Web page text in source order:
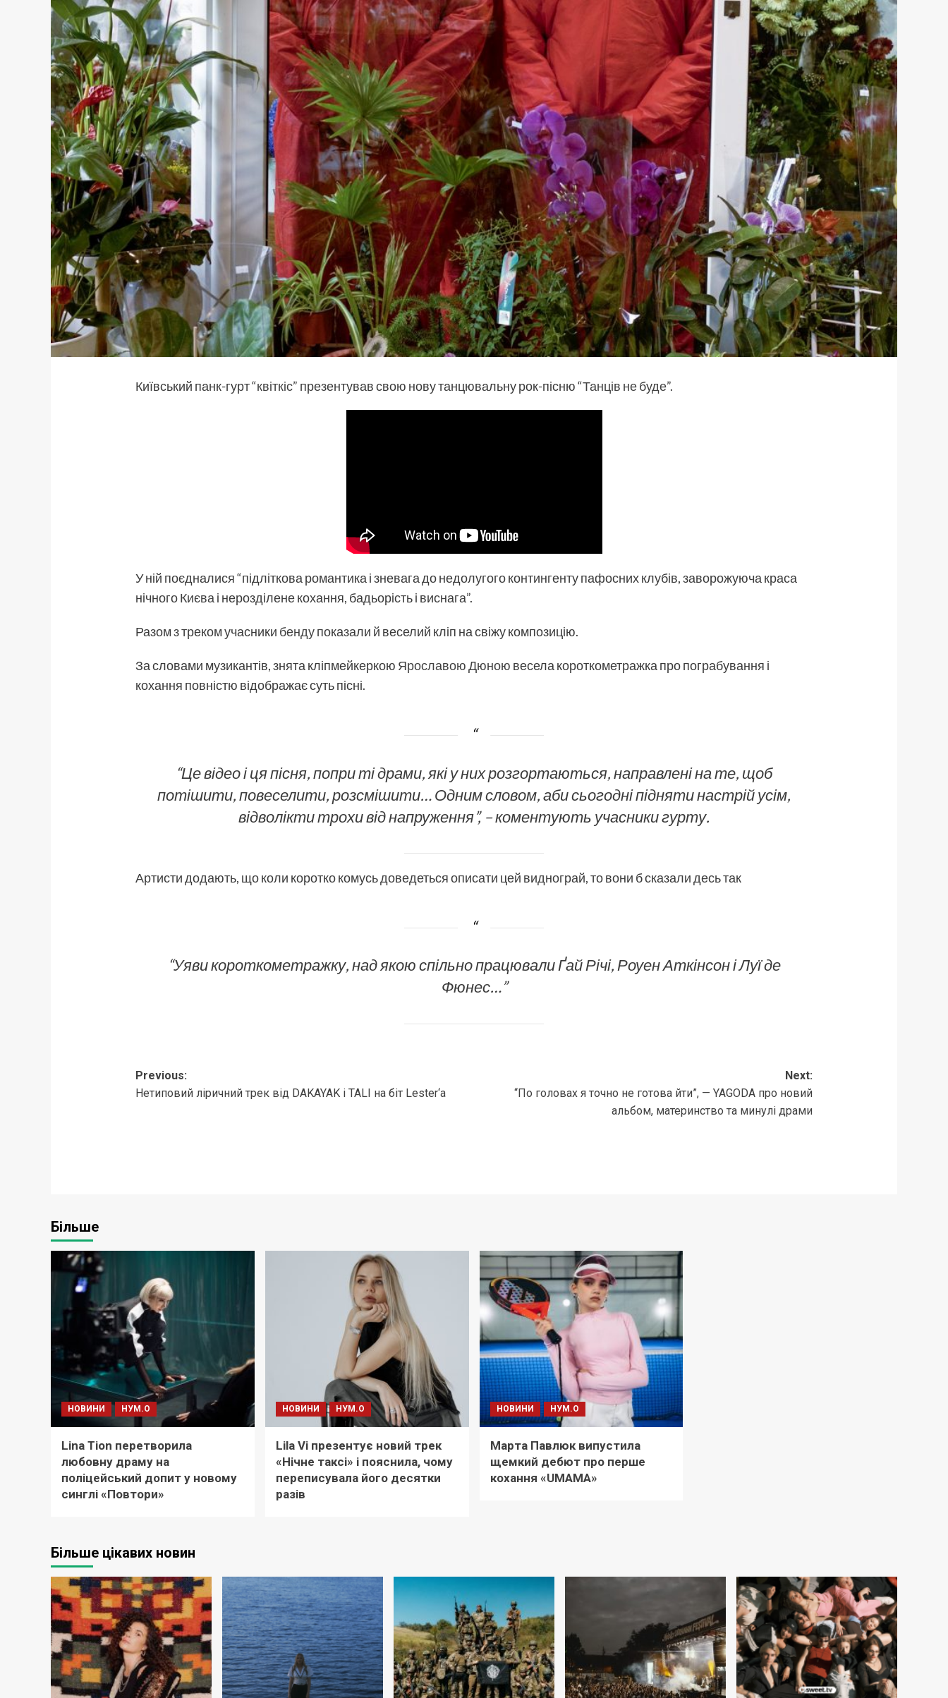
Київський панк-гурт “квіткіс” презентував свою нову танцювальну рок-пісню “Танців не буде”.
У ній поєдналися “підліткова романтика і зневага до недолугого контингенту пафосних клубів, заворожуюча краса
нічногоКиєва і нерозділене кохання, бадьорість і виснага”.
Разом з треком учасники бендупоказали й веселий кліп на свіжу композицію.
За словами музикантів, знята кліпмейкеркою Ярославою Дюною весела короткометражка про пограбування і
кохання повністю відображає суть пісні.
“Це відео і ця пісня, попри ті драми, які у них розгортаються, направлені на те, щоб
потішити, повеселити, розсмішити… Одним словом, аби сьогодні підняти настрій усім,
відволікти трохи від напруження”, – коментують учасники гурту.
Артисти додають, що коли коротко комусь доведеться описати цей виднограй, то вони б сказали десь так
“Уяви короткометражку, над якою спільно працювали Ґай Річі, Роуен Аткінсон і Луї де
Фюнес…”
Post
navigation
Previous:
Нетиповий ліричний трек від DAKAYAK і TALI на біт Lester‘а
Next:
“По головах я точно не готова йти”, — YAGODA про новий
альбом, материнство та минулі драми
Більше
НОВИНИ НУМ.О
Lina Tion перетворила
любовну драму на
поліцейський допит у новому
синглі «Повтори»
НОВИНИ НУМ.О
Lila Vi презентує новий трек
«Нічне таксі» і пояснила, чому
переписувала його десятки
разів
НОВИНИ НУМ.О
Марта Павлюк випустила
щемкий дебют про перше
кохання «UМАМА»
Більше цікавих новин